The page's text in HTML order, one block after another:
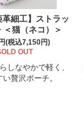
革細工】ストラッ
＜猫（ネコ）＞
(税込7,150円)
OUT
しなやかで軽く、
贅沢ポーチ。